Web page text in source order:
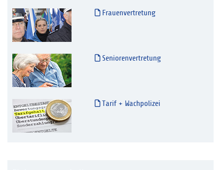
Frauenvertretung
Seniorenvertretung
Tarif + Wachpolizei